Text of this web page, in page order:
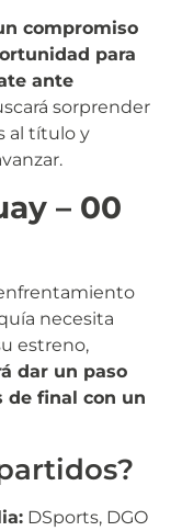
compromiso
para
ante
sorprender
al título y
– 00
necesita
estreno,
dar un paso
de final con un
DSports, DGO